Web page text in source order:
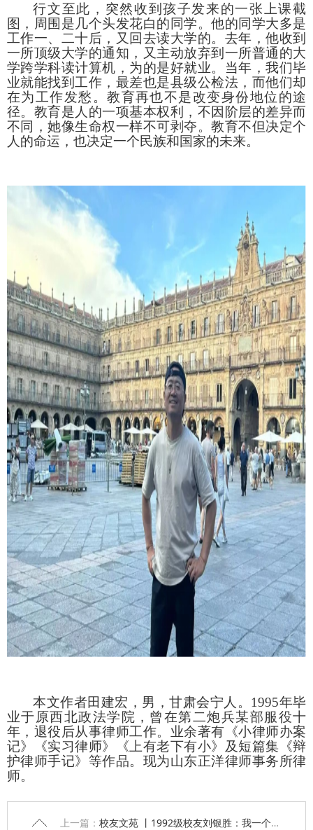
行文至此，突然收到孩子发来的一张上课截
图，周围是几个头发花白的同学。他的同学大多是
工作一、二十后，又回去读大学的。去年，他收到
一所顶级大学的通知，又主动放弃到一所普通的大
学跨学科读计算机，为的是好就业。当年，我们毕
业就能找到工作，最差也是县级公检法，而他们却
在为工作发愁。教育再也不是改变身份地位的途
径。教育是人的一项基本权利，不因阶层的差异而
不同，她像生命权一样不可剥夺。教育不但决定个
人的命运，也决定一个民族和国家的未来。
本文作者田建宏，男，甘肃会宁人。 1995年毕
业于原西北政法学院，曾在第二炮兵某部服役十
年，退役后从事律师工作。业余著有《小律师办案
记》《实习律师》《上有老下有小》及短篇集《辩
护律师手记》等作品。现为山东正洋律师事务所律
师。
上一篇： 校友文苑 丨1992级校友刘银胜：我一个高考两门不及格的人，怎么就去西北政法上学了……